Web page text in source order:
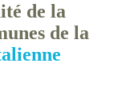
de la
de la